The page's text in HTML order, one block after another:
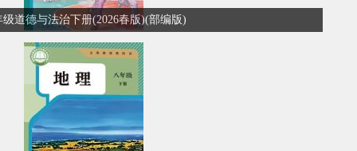
级道德与法治下册(2026春版)(部编版)